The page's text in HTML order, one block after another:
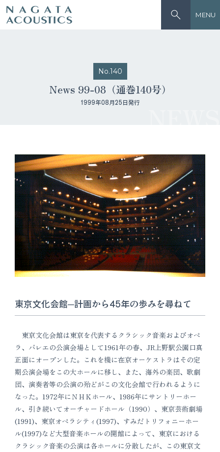
MENU
No.140
News 99-08（通巻140号）
1999年08月25日発行
東京文化会館─計画から45年の歩みを尋ねて
東京文化会館は東京を代表するクラシック音楽およびオペ
ラ、バレエの公演会場として1961年の春、JR上野駅公園口真
正面にオープンした。これを機に在京オーケストラはその定
期公演会場をこの大ホールに移し、また、海外の楽団、歌劇
団、演奏者等の公演の殆どがこの文化会館で行われるように
なった。1972年にＮＨＫホール、1986年にサントリーホー
ル、引き続いてオーチャードホール（1990）、東京芸術劇場
(1991)、東京オペラシティ(1997)、すみだトリフォニーホー
ル(1997)など大型音楽ホールの開館によって、東京における
クラシック音楽の公演は各ホールに分散したが、この東京文